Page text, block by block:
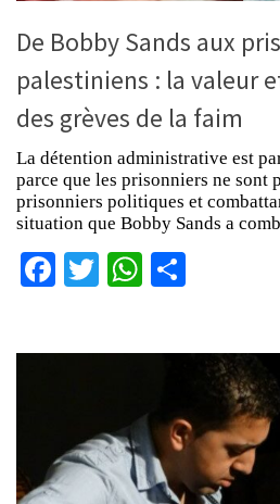
De Bobby Sands aux
palestiniens : la valeur
des grèves de la faim
La détention administrative est
parce que les prisonniers ne sont
prisonniers politiques et
situation que Bobby Sands a
Facebook
TwitterWhatsApp